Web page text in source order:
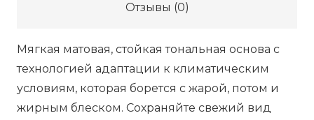
Longwear
Foundation
-
150
Отзывы (0)
Мягкая матовая, стойкая тональная основа с
технологией адаптации к климатическим
условиям, которая борется с жарой, потом и
жирным блеском. Сохраняйте свежий вид